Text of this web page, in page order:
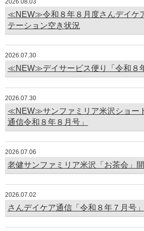
2026.08.03
≪NEW≫令和８年８月度さんデイケ
テーション空き状況
2026.07.30
≪NEW≫デイサービス便り「令和８
2026.07.30
≪NEW≫サンファミリア米沢ショー
通信令和８年８月号」
2026.07.06
老健サンファミリア米沢「お茶会」
2026.07.02
さんデイケア通信「令和８年７月号」